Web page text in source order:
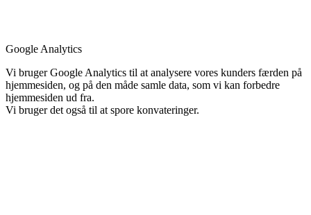
Google Analytics
Vi bruger Google Analytics til at analysere vores kunders færden på
hjemmesiden, og på den måde samle data, som vi kan forbedre
hjemmesiden ud fra.
Vi bruger det også til at spore konvateringer.